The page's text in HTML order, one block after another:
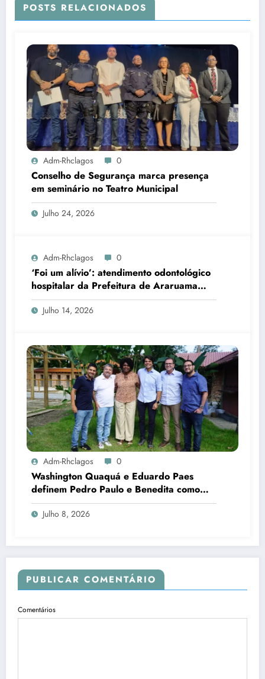
POSTS RELACIONADOS
Adm-Rhclagos 0
Conselho de Segurança marca presença
em seminário no Teatro Municipal
Julho 24, 2026
Adm-Rhclagos 0
‘Foi um alívio’: atendimento odontológico
hospitalar da Prefeitura de Araruama
transforma rotina de famílias atípicas
Julho 14, 2026
Adm-Rhclagos 0
Washington Quaquá e Eduardo Paes
definem Pedro Paulo e Benedita como
candidatos ao Senado no Rio
Julho 8, 2026
PUBLICAR COMENTÁRIO
Comentários